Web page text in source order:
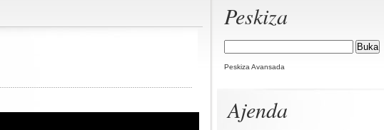
Peskiza
Peskiza Avansada
Ajenda